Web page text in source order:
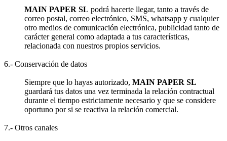
MAIN PAPER SL podrá hacerte llegar, tanto a través de
correo postal, correo electrónico, SMS, whatsapp y cualquier
otro medios de comunicación electrónica, publicidad tanto de
carácter general como adaptada a tus características,
relacionada con nuestros propios servicios.
6.- Conservación de datos
Siempre que lo hayas autorizado, MAIN PAPER SL
guardará tus datos una vez terminada la relación contractual
durante el tiempo estrictamente necesario y que se considere
oportuno por si se reactiva la relación comercial.
7.- Otros canales